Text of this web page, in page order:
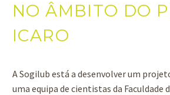
NO ÂMBITO DO
ICARO
A Sogilub está a desenvolver um
uma equipa de cientistas da Faculdade